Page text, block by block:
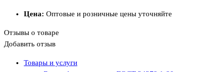
Цена: Оптовые и розничные цены уточняйте
Отзывы о товаре
Добавить отзыв
Товары и услуги